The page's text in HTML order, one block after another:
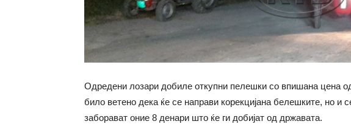
Одредени лозари добиле откупни пелешки со впишана цена
било ветено дека ќе се направи корекцијана белешките, но и
заборават оние 8 денари што ќе ги добијат од државата.